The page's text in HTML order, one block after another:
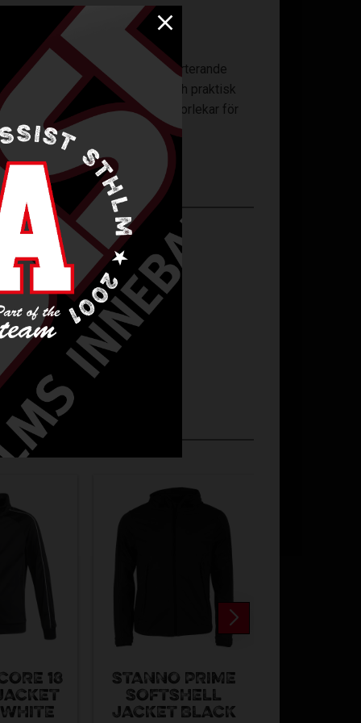
polyester
med fukttransporterande
säkerställer kvalitet och praktisk
och handboll, och finns i storlekar för
18
STANNO PRIME
SOFTSHELL
JACKET BLACK